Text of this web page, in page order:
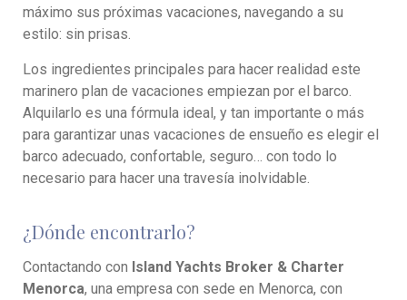
máximo sus próximas vacaciones, navegando a su
estilo: sin prisas.
Los ingredientes principales para hacer realidad este
marinero plan de vacaciones empiezan por el barco.
Alquilarlo es una fórmula ideal, y tan importante o más
para garantizar unas vacaciones de ensueño es elegir el
barco adecuado, confortable, seguro… con todo lo
necesario para hacer una travesía inolvidable.
¿Dónde encontrarlo?
Contactando con Island Yachts Broker & Charter
Menorca, una empresa con sede en Menorca, con